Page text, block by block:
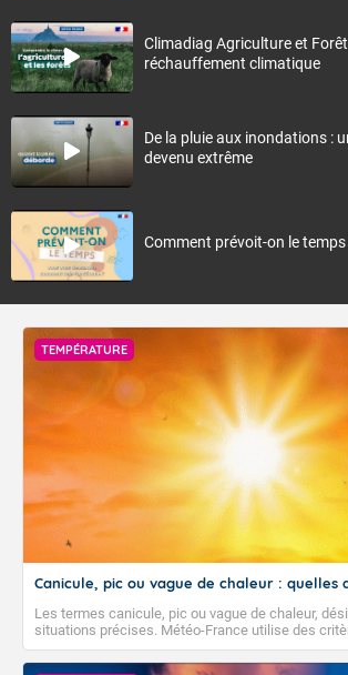
Climadiag Agriculture et Forêt
réchauffement climatique
De la pluie aux inondations :
devenu extrême
Comment prévoit-on le temps
TEMPÉRATURE
Canicule, pic ou vague de chaleur : quelles
Les termes canicule, pic ou vague de chaleur,
situations précises. Météo-France utilise des
climatologiques pour évaluer et qualifier les
peuvent avoir des impacts sanitaires et socio-